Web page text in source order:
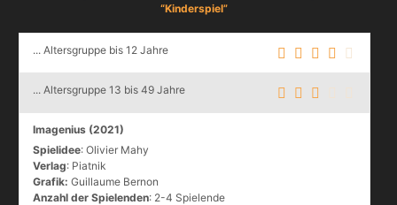
“Kinderspiel”
... Altersgruppe bis 12 Jahre
... Altersgruppe 13 bis 49 Jahre
Imagenius (2021)
Spielidee: Olivier Mahy
Verlag: Piatnik
Grafik: Guillaume Bernon
Anzahl der Spielenden: 2-4 Spielende